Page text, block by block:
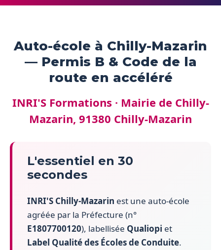
Auto-école à Chilly-Mazarin
— Permis B & Code de la
route en accéléré
INRI'S Formations · Mairie de Chilly-
Mazarin, 91380 Chilly-Mazarin
L'essentiel en 30
secondes
INRI'S Chilly-Mazarin est une auto-école
agréée par la Préfecture (n°
E1807700120), labellisée Qualiopi et
Label Qualité des Écoles de Conduite.